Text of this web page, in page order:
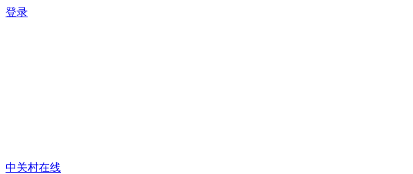
登录
中关村在线